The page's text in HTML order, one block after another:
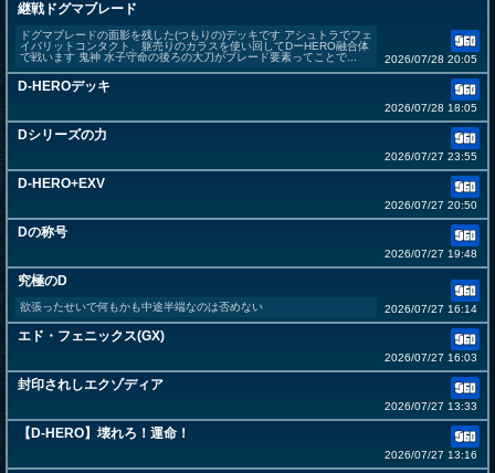
継戦ドグマブレード
ドグマブレードの面影を残した(つもりの)デッキです アシュトラでフェ
イバリットコンタクト、躯売りのカラスを使い回してDーHERO融合体
で戦います 鬼神 水子守命の後ろの大刀がブレード要素ってことで...
2026/07/28 20:05
D-HEROデッキ
2026/07/28 18:05
Dシリーズの力
2026/07/27 23:55
D-HERO+EXV
2026/07/27 20:50
Dの称号
2026/07/27 19:48
究極のD
欲張ったせいで何もかも中途半端なのは否めない 2026/07/27 16:14
エド・フェニックス(GX)
2026/07/27 16:03
封印されしエクゾディア
2026/07/27 13:33
【D-HERO】壊れろ！運命！
2026/07/27 13:16